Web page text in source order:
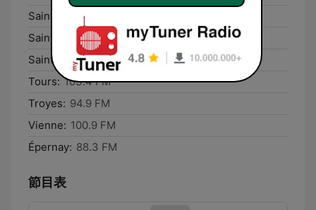
Saint-Dié-des-Vosges:
Saint-Lô:
99.2 FM
Saintes:
97.6 FM
Tours: 103.4 FM
Troyes: 94.9 FM
Vienne: 100.9 FM
Épernay: 88.3 FM
節目表